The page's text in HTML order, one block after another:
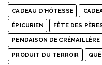
CADEAU D'HÔTESSE
ÉPICURIEN FÊTE DES
PENDAISON DE CRÉMAILLÈRE
PRODUIT DU TERROIR